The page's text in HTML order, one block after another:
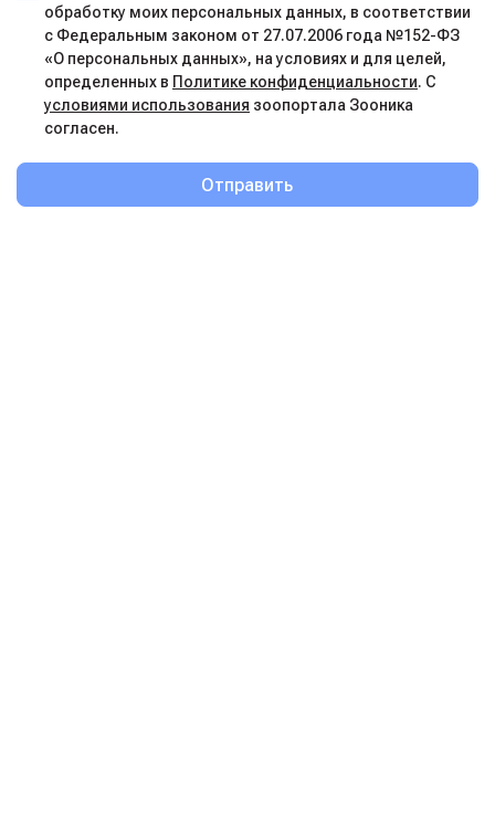
обработку моих персональных данных, в соответствии
с Федеральным законом от 27.07.2006 года №152-ФЗ
«О персональных данных», на условиях и для целей,
определенных в Политике конфиденциальности. С
условиями использования зоопортала Зооника
согласен.
Отправить